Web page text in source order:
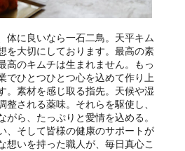
体に良いなら一石二鳥。天平キム
を大切にしております。最高の素
高のキムチは生まれません。もっ
でひとつひとつ心を込めて作り上
。素材を感じ取る指先。天候や湿
整される薬味。それらを駆使し、
がら、たっぷりと愛情を込める。
、そして皆様の健康のサポートが
想いを持った職人が、毎日真心こ